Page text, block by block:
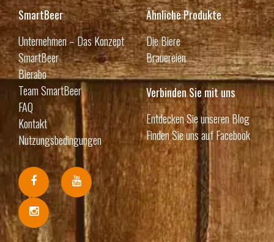
SmartBeer
Unternehmen – Das Konzept
SmartBeer
Bierabo
Team SmartBeer
FAQ
Kontakt
Nutzungsbedingungen
Ähnliche Produkte
Die Biere
Brauereien
Verbinden Sie mit uns
Entdecken Sie unseren Blog
Finden Sie uns auf Facebook